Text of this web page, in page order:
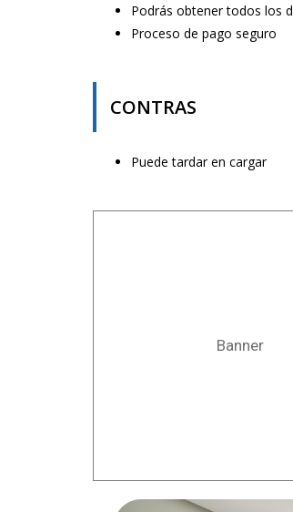
Podrás obtener todos los
Proceso de pago seguro
CONTRAS
Puede tardar en cargar
Banner